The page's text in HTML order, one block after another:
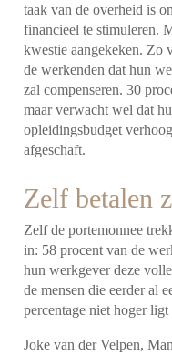
taak van de overheid is
financieel te stimuleren.
kwestie aangekeken. Zo
de werkenden dat hun
zal compenseren. 30
maar verwacht wel dat
opleidingsbudget
afgeschaft.
Zelf betalen
Zelf de portemonnee
in: 58 procent van de
hun werkgever deze
de mensen die eerder al
percentage niet hoger
Joke van der Velpen,